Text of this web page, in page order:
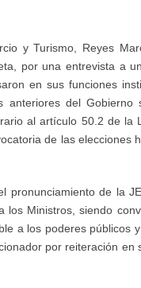
y Turismo, Reyes
por una entrevista a
en sus funciones
del Gobierno
al artículo 50.2 de la
de las elecciones
pronunciamiento de la
Ministros, siendo
a los poderes públicos
por reiteración en